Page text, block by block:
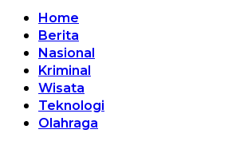
Home
Berita
Nasional
Kriminal
Wisata
Teknologi
Olahraga